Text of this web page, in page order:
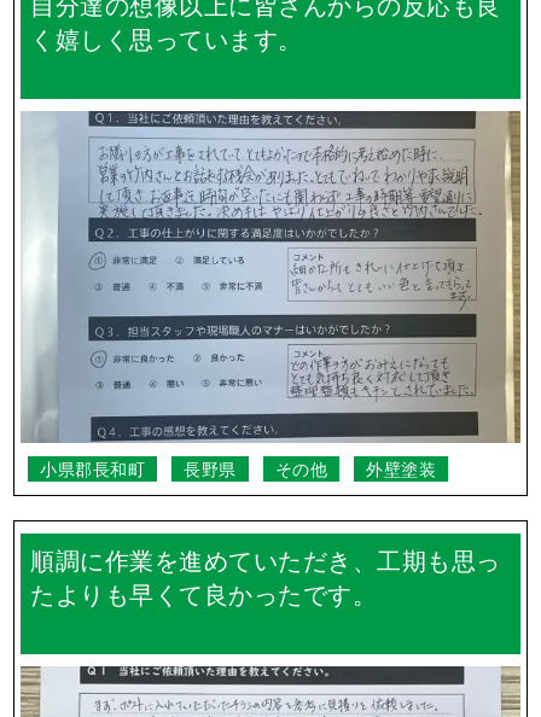
松本市 長野県 外壁塗装
礼儀正しく誠実の対応に満足しています。